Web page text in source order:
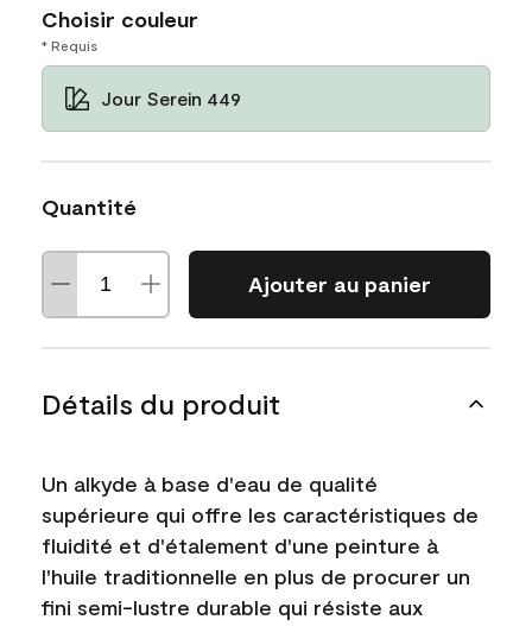
Choisir couleur
* Requis
Jour Serein 449
Quantité
Ajouter au panier
Détails du produit
Un alkyde à base d'eau de qualité
supérieure qui offre les caractéristiques de
fluidité et d'étalement d'une peinture à
l'huile traditionnelle en plus de procurer un
fini semi-lustre durable qui résiste aux